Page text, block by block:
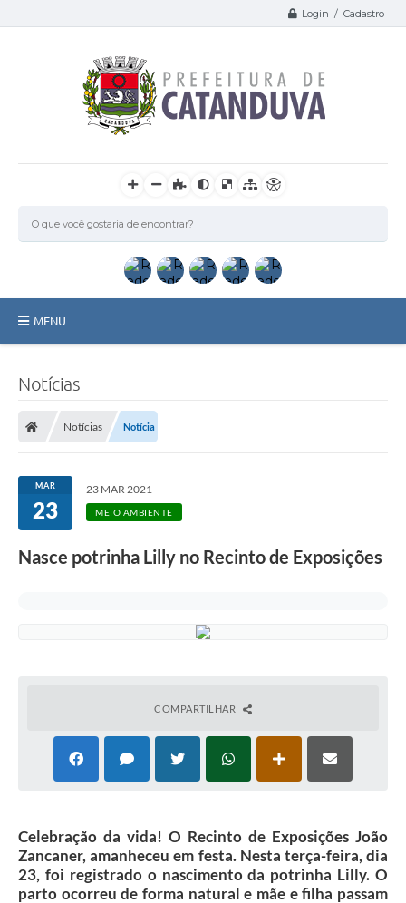
Login / Cadastro
MENU
Licitações / PCA
Transparência
Projetos
Links
Notícias
Notícias Notícia
MAR
23
23 MAR 2021
MEIO AMBIENTE
Nasce potrinha Lilly no Recinto de Exposições
COMPARTILHAR
Celebração da vida! O Recinto de Exposições João
Zancaner, amanheceu em festa. Nesta terça-feira, dia
23, foi registrado o nascimento da potrinha Lilly. O
parto ocorreu de forma natural e mãe e filha passam